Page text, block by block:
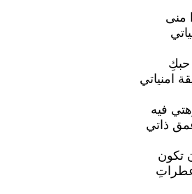
منى
امنياتي
فيه
ذاتي
تكون